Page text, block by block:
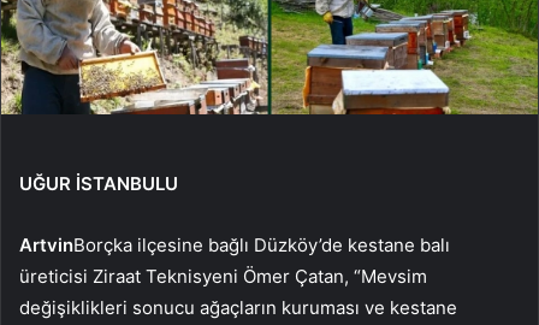
UĞUR İSTANBULU
ArtvinBorçka ilçesine bağlı Düzköy’de kestane balı
üreticisi Ziraat Teknisyeni Ömer Çatan, “Mevsim
değişiklikleri sonucu ağaçların kuruması ve kestane